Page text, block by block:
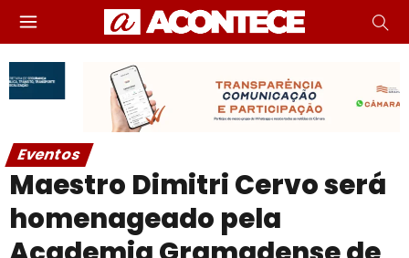
Eventos
Maestro Dimitri Cervo será
homenageado pela